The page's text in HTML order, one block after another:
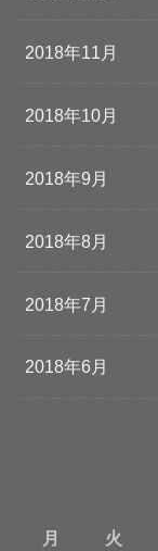
2018年11月
2018年10月
2018年9月
2018年8月
2018年7月
2018年6月
月
火